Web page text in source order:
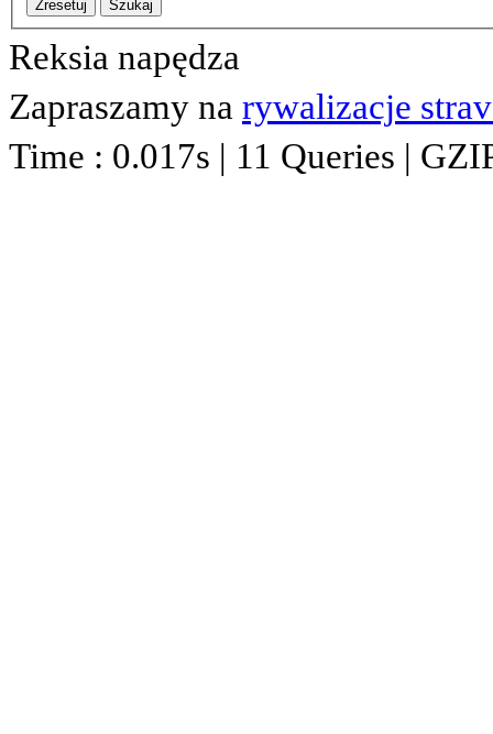
Zresetuj Szukaj
Reksia napędza
Zapraszamy na rywalizacje
Time : 0.017s | 11 Queries |